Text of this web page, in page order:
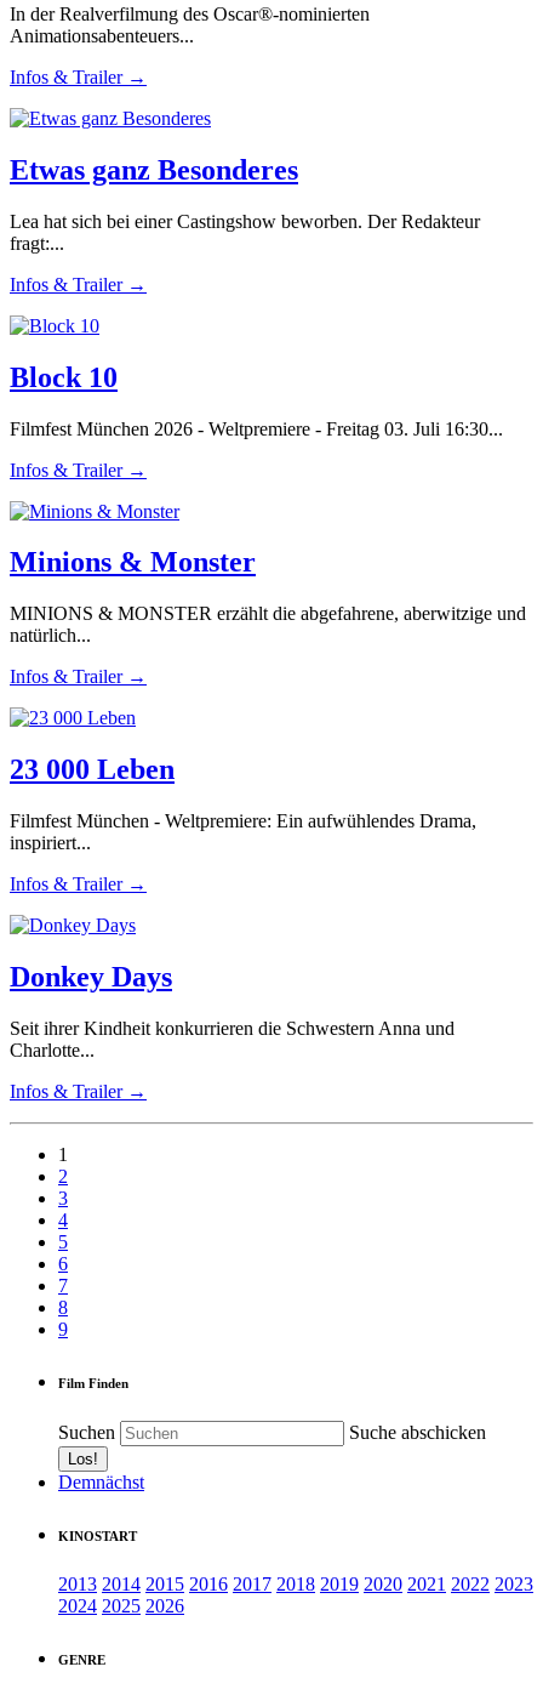
In der Realverfilmung des Oscar®-nominierten
Animationsabenteuers...
Infos & Trailer →
Etwas ganz Besonderes
Lea hat sich bei einer Castingshow beworben. Der Redakteur
fragt:...
Infos & Trailer →
Block 10
Filmfest München 2026 - Weltpremiere - Freitag 03. Juli 16:30...
Infos & Trailer →
Minions & Monster
MINIONS & MONSTER erzählt die abgefahrene, aberwitzige und
natürlich...
Infos & Trailer →
23 000 Leben
Filmfest München - Weltpremiere: Ein aufwühlendes Drama,
inspiriert...
Infos & Trailer →
Donkey Days
Seit ihrer Kindheit konkurrieren die Schwestern Anna und
Charlotte...
Infos & Trailer →
1
2
3
4
5
6
7
8
9
Film Finden
Suchen Suche abschicken
Demnächst
KINOSTART
2013 2014 2015 2016 2017 2018 2019 2020 2021 2022 2023
2024 2025 2026
GENRE